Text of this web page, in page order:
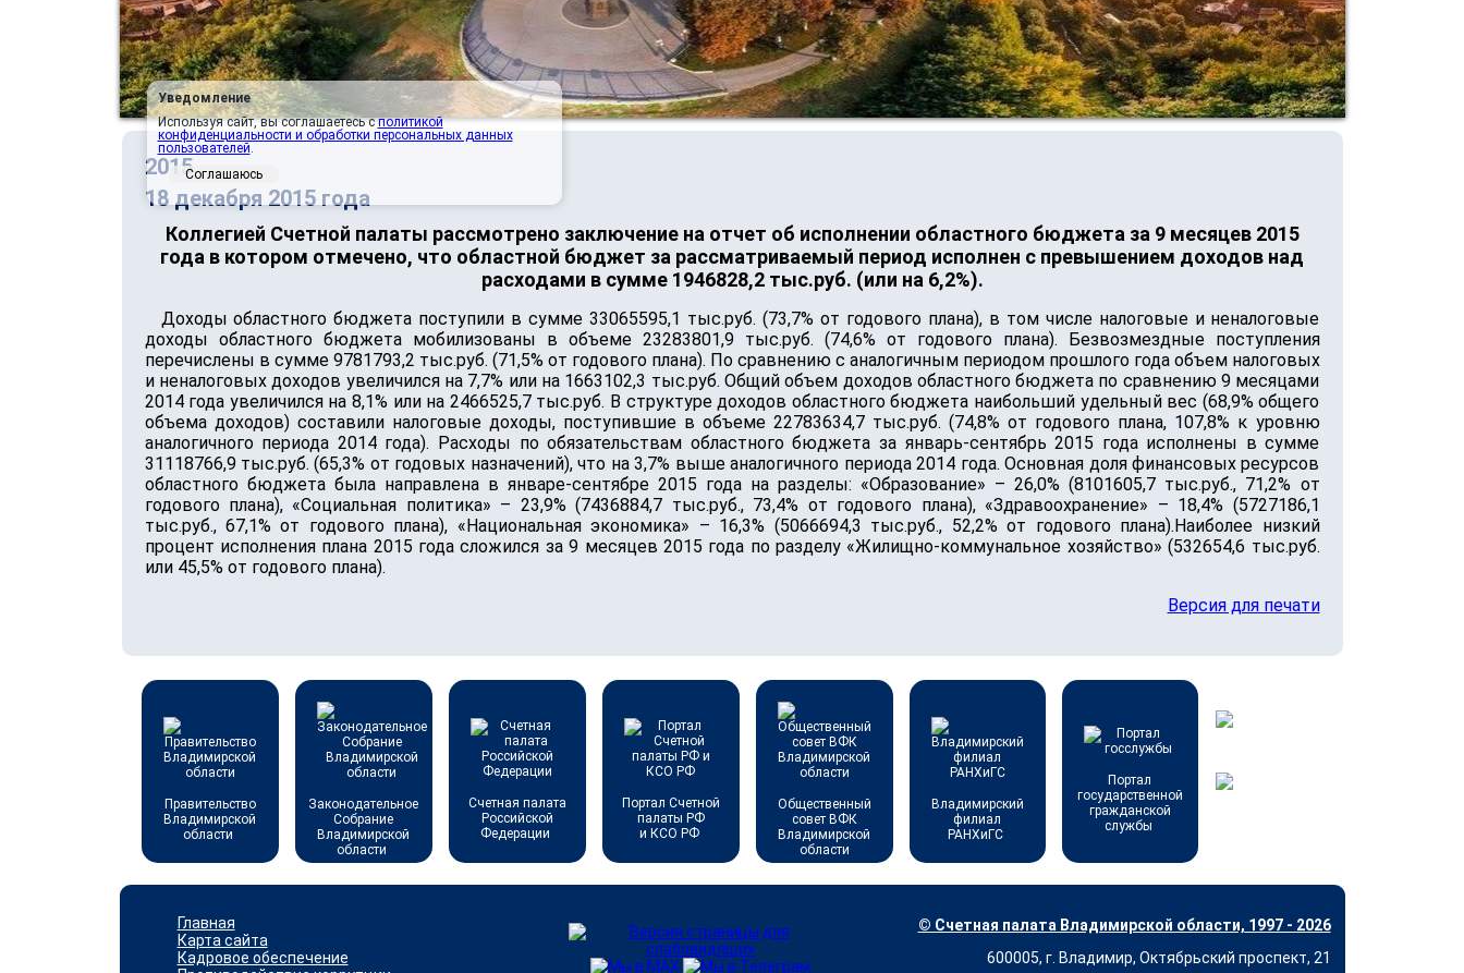
2015
18 декабря 2015 года
Коллегией Счетной палаты рассмотрено заключение на отчет об исполнении областного бюджета за 9 месяцев 2015
года в котором отмечено, что областной бюджет за рассматриваемый период исполнен с превышением доходов над
расходами в сумме 1946828,2 тыс.руб. (или на 6,2%).
Доходы областного бюджета поступили в сумме 33065595,1 тыс.руб. (73,7% от годового плана), в том числе налоговые и неналоговые
доходы областного бюджета мобилизованы в объеме 23283801,9 тыс.руб. (74,6% от годового плана). Безвозмездные поступления
перечислены в сумме 9781793,2 тыс.руб. (71,5% от годового плана). По сравнению с аналогичным периодом прошлого года объем налоговых
и неналоговых доходов увеличился на 7,7% или на 1663102,3 тыс.руб. Общий объем доходов областного бюджета по сравнению 9 месяцами
2014 года увеличился на 8,1% или на 2466525,7 тыс.руб. В структуре доходов областного бюджета наибольший удельный вес (68,9% общего
объема доходов) составили налоговые доходы, поступившие в объеме 22783634,7 тыс.руб. (74,8% от годового плана, 107,8% к уровню
аналогичного периода 2014 года). Расходы по обязательствам областного бюджета за январь-сентябрь 2015 года исполнены в сумме
31118766,9 тыс.руб. (65,3% от годовых назначений), что на 3,7% выше аналогичного периода 2014 года. Основная доля финансовых ресурсов
областного бюджета была направлена в январе-сентябре 2015 года на разделы: «Образование» – 26,0% (8101605,7 тыс.руб., 71,2% от
годового плана), «Социальная политика» – 23,9% (7436884,7 тыс.руб., 73,4% от годового плана), «Здравоохранение» – 18,4% (5727186,1
тыс.руб., 67,1% от годового плана), «Национальная экономика» – 16,3% (5066694,3 тыс.руб., 52,2% от годового плана).Наиболее низкий
процент исполнения плана 2015 года сложился за 9 месяцев 2015 года по разделу «Жилищно-коммунальное хозяйство» (532654,6 тыс.руб.
или 45,5% от годового плана).
Версия для печати
Правительство
Владимирской
области
Законодательное
Собрание
Владимирской
области
Счетная палата
Российской
Федерации
Портал Счетной
палаты РФ
и КСО РФ
Общественный
совет ВФК
Владимирской
области
Владимирский
филиал
РАНХиГС
Портал
государственной
гражданской
службы
Главная
Карта сайта
Кадровое обеспечение
© Счетная палата Владимирской области, 1997 - 2026
600005, г. Владимир, Октябрьский проспект, 21
Уведомление
Используя сайт, вы соглашаетесь сполитикой
конфиденциальности и обработки персональных данных
пользователей.
Соглашаюсь